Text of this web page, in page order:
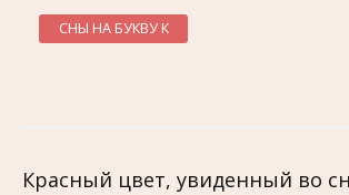
СНЫ НА БУКВУ К
Красный цвет, увиденный во